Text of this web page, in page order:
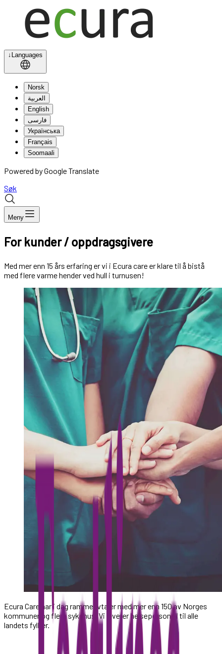
↓ Languages
Norsk
العربية
English
فارسی
Українська
Français
Soomaali
Powered by Google Translate
Søk
Meny
For kunder / oppdragsgivere
Med mer enn 15 års erfaring er vi i Ecura care er klare til å bistå
med flere varme hender ved hull i turnusen!
Ecura Care har i dag rammeavtaler med mer enn 150 av Norges
kommuner og flere sykehus. Vi leverer helsepersonell til alle
landets fylker.